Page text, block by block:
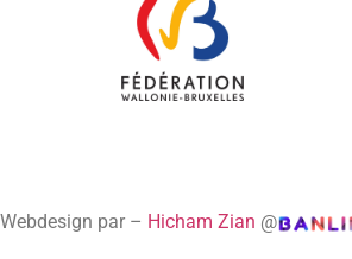
Webdesign par – Hicham Zian @